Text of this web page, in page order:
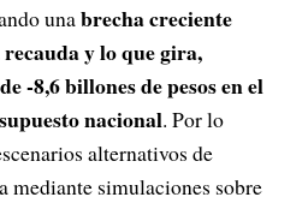
unabrecha creciente
y lo que gira,
-8,6 billones de pesos en el
nacional. Por lo
alternativos de
mediante simulaciones sobre